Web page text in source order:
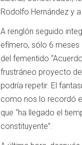
Rodolfo Hernández y
A renglón seguido
efímero, sólo 6 meses
del fementido
frustráneo proyecto
podría repetir. El
como nos lo recordó
que “ha llegado el
constituyente”.